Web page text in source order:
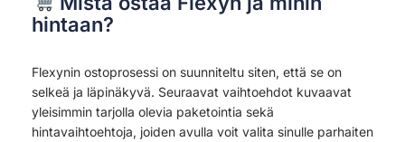
hintaan?
Flexynin ostoprosessi on suunniteltu siten, että se on
selkeä ja läpinäkyvä. Seuraavat vaihtoehdot kuvaavat
yleisimmin tarjolla olevia paketointia sekä
hintavaihtoehtoja, joiden avulla voit valita sinulle parhaiten